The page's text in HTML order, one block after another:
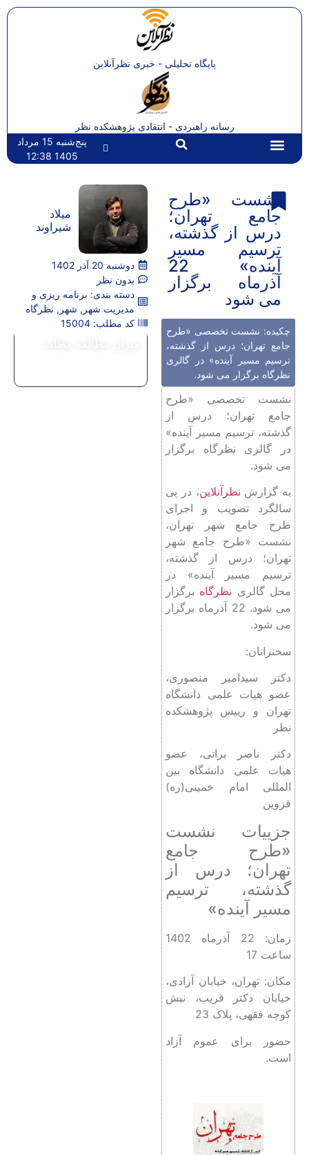
پایگاه تحلیلی - خبری نظرآنلاین
رسانه راهبردی - انتقادی پژوهشکده نظر
پنج‌شنبه 15 مرداد
1405 12:38
نشست «طرح
جامع تهران؛
درس از گذشته،
ترسیم مسیر
آینده» 22
آذرماه برگزار
می شود
چکیده: نشست تخصصی «طرح
جامع تهران؛ درس از گذشته،
ترسیم مسیر آینده» در گالری
نظرگاه برگزار می شود.
نشست تخصصی «طرح
جامع تهران؛ درس از
گذشته، ترسیم مسیر آینده»
در گالری نظرگاه برگزار
می شود.
به گزارش نظرآنلاین، در پی
سالگرد تصویب و اجرای
طرح جامع شهر تهران،
نشست «طرح جامع شهر
تهران؛ درس از گذشته،
ترسیم مسیر آینده» در
محل گالری نظرگاه برگزار
می شود. 22 آذرماه برگزار
می شود.
سخنرانان:
دکتر سیدامیر منصوری،
عضو هیات علمی دانشگاه
تهران و رییس پژوهشکده
نظر
دکتر ناصر براتی، عضو
هیات علمی دانشگاه بین
المللی امام خمینی(ره)
قزوین
جزییات نشست
«طرح جامع
تهران؛ درس از
گذشته، ترسیم
مسیر آینده»
زمان: 22 آذرماه 1402
ساعت 17
مکان: تهران، خیابان آزادی،
خیابان دکتر قریب، نبش
کوچه فقهی، پلاک 23
حضور برای عموم آزاد
است.
میلاد
شیراوند
دوشنبه 20 آذر 1402
بدون نظر
دسته بندی: برنامه ریزی و
مدیریت شهر , شهر , نظرگاه
کد مطلب: 15004